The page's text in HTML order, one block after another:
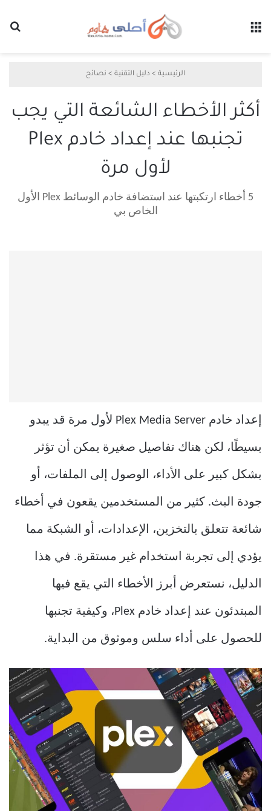
الرئيسية > دليل التقنية > نصائح
أكثر الأخطاء الشائعة التي يجب
تجنبها عند إعداد خادم Plex
لأول مرة
5 أخطاء ارتكبتها عند استضافة خادم الوسائط Plex الأول
الخاص بي
إعداد خادم Plex Media Server لأول مرة قد يبدو
بسيطًا، لكن هناك تفاصيل صغيرة يمكن أن تؤثر
بشكل كبير على الأداء، الوصول إلى الملفات، أو
جودة البث. كثير من المستخدمين يقعون في أخطاء
شائعة تتعلق بالتخزين، الإعدادات، أو الشبكة مما
يؤدي إلى تجربة استخدام غير مستقرة. في هذا
الدليل، نستعرض أبرز الأخطاء التي يقع فيها
المبتدئون عند إعداد خادم Plex، وكيفية تجنبها
للحصول على أداء سلس وموثوق من البداية.